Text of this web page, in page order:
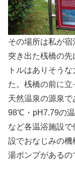
その場所は私が
突き出た桟橋の
トルはありそう
た。桟橋の前に
天然温泉の源泉
98℃・pH7.79の
など各温浴施設
設でおなじみの
湯ポンプがあるの